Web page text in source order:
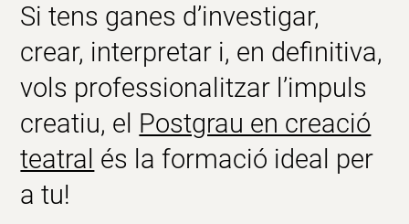
Si tens ganes d’investigar,
crear, interpretar i, en definitiva,
vols professionalitzar l’impuls
creatiu, el Postgrau en creació
teatral és la formació ideal per
a tu!